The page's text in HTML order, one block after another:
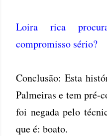
Loira rica
compromisso sério?
Conclusão: Esta
Palmeiras e tem pré-
foi negada pelo
que é: boato.